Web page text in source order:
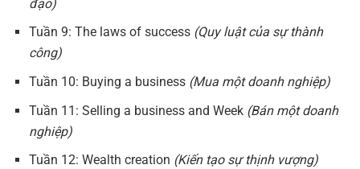
đạo)
Tuần 9: The laws of success (Quy luật của sự thành
công)
Tuần 10: Buying a business (Mua một doanh nghiệp)
Tuần 11: Selling a business and Week(Bán một doanh
nghiệp)
Tuần 12: Wealth creation (Kiến tạo sự thịnh vượng)